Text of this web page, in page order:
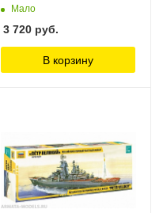
Dragon
Мало
3 720 руб.
В корзину